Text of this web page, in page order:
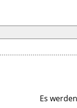
Es